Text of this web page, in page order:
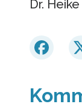
Dr.